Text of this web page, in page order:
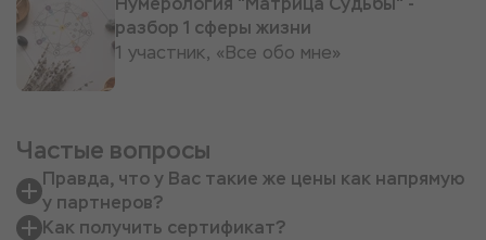
разбор 1 сферы жизни
1 участник, «Все обо мне»
Частые вопросы
Правда, что у Вас такие же цены как напрямую
у партнеров?
Как получить сертификат?